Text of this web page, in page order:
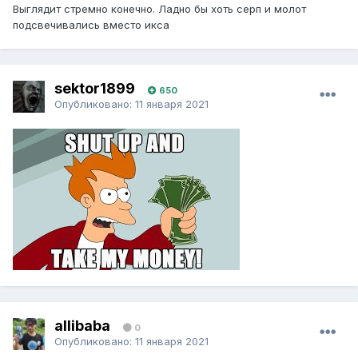
Выглядит стремно конечно. Ладно бы хоть серп и молот
подсвечивались вместо икса
sektor1899 650
Опубликовано: 11 января 2021
allibaba 0
Опубликовано: 11 января 2021